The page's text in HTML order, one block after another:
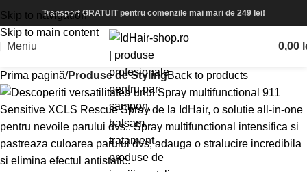
Skip to navigation
Skip to main content
Transport GRATUIT pentru comenzile mai mari de 249 lei!
Meniu 0,00
Prima pagină Produse de StylingBack to products